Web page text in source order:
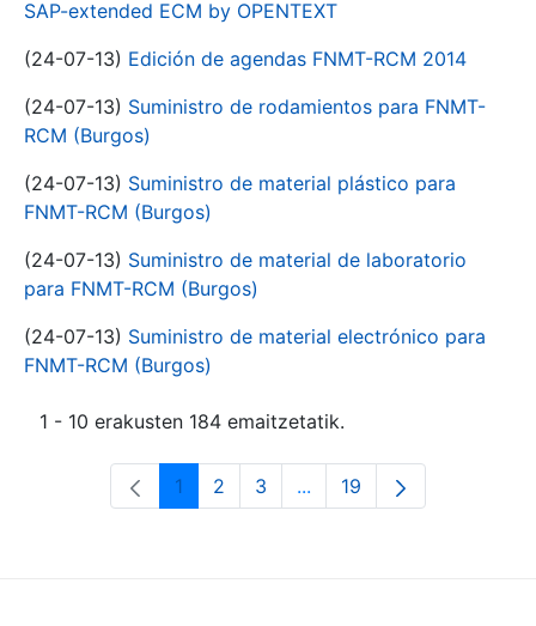
SAP-extended ECM by OPENTEXT
(24-07-13) Edición de agendas FNMT-RCM 2014
(24-07-13) Suministro de rodamientos para FNMT-
RCM (Burgos)
(24-07-13) Suministro de material plástico para
FNMT-RCM (Burgos)
(24-07-13) Suministro de material de laboratorio
para FNMT-RCM (Burgos)
(24-07-13) Suministro de material electrónico para
FNMT-RCM (Burgos)
1 - 10 erakusten 184 emaitzetatik.
Orrialdea
1 Orrialdea
2 Orrialdea
3 ...Intermediate Pages Use
Orrialdea
19